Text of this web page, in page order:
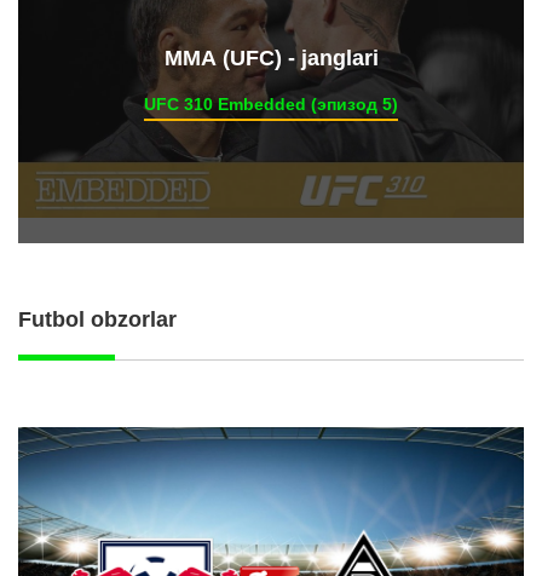
ММА (UFC) - janglari
UFC 310 Embedded (эпизод 5)
Futbol obzorlar